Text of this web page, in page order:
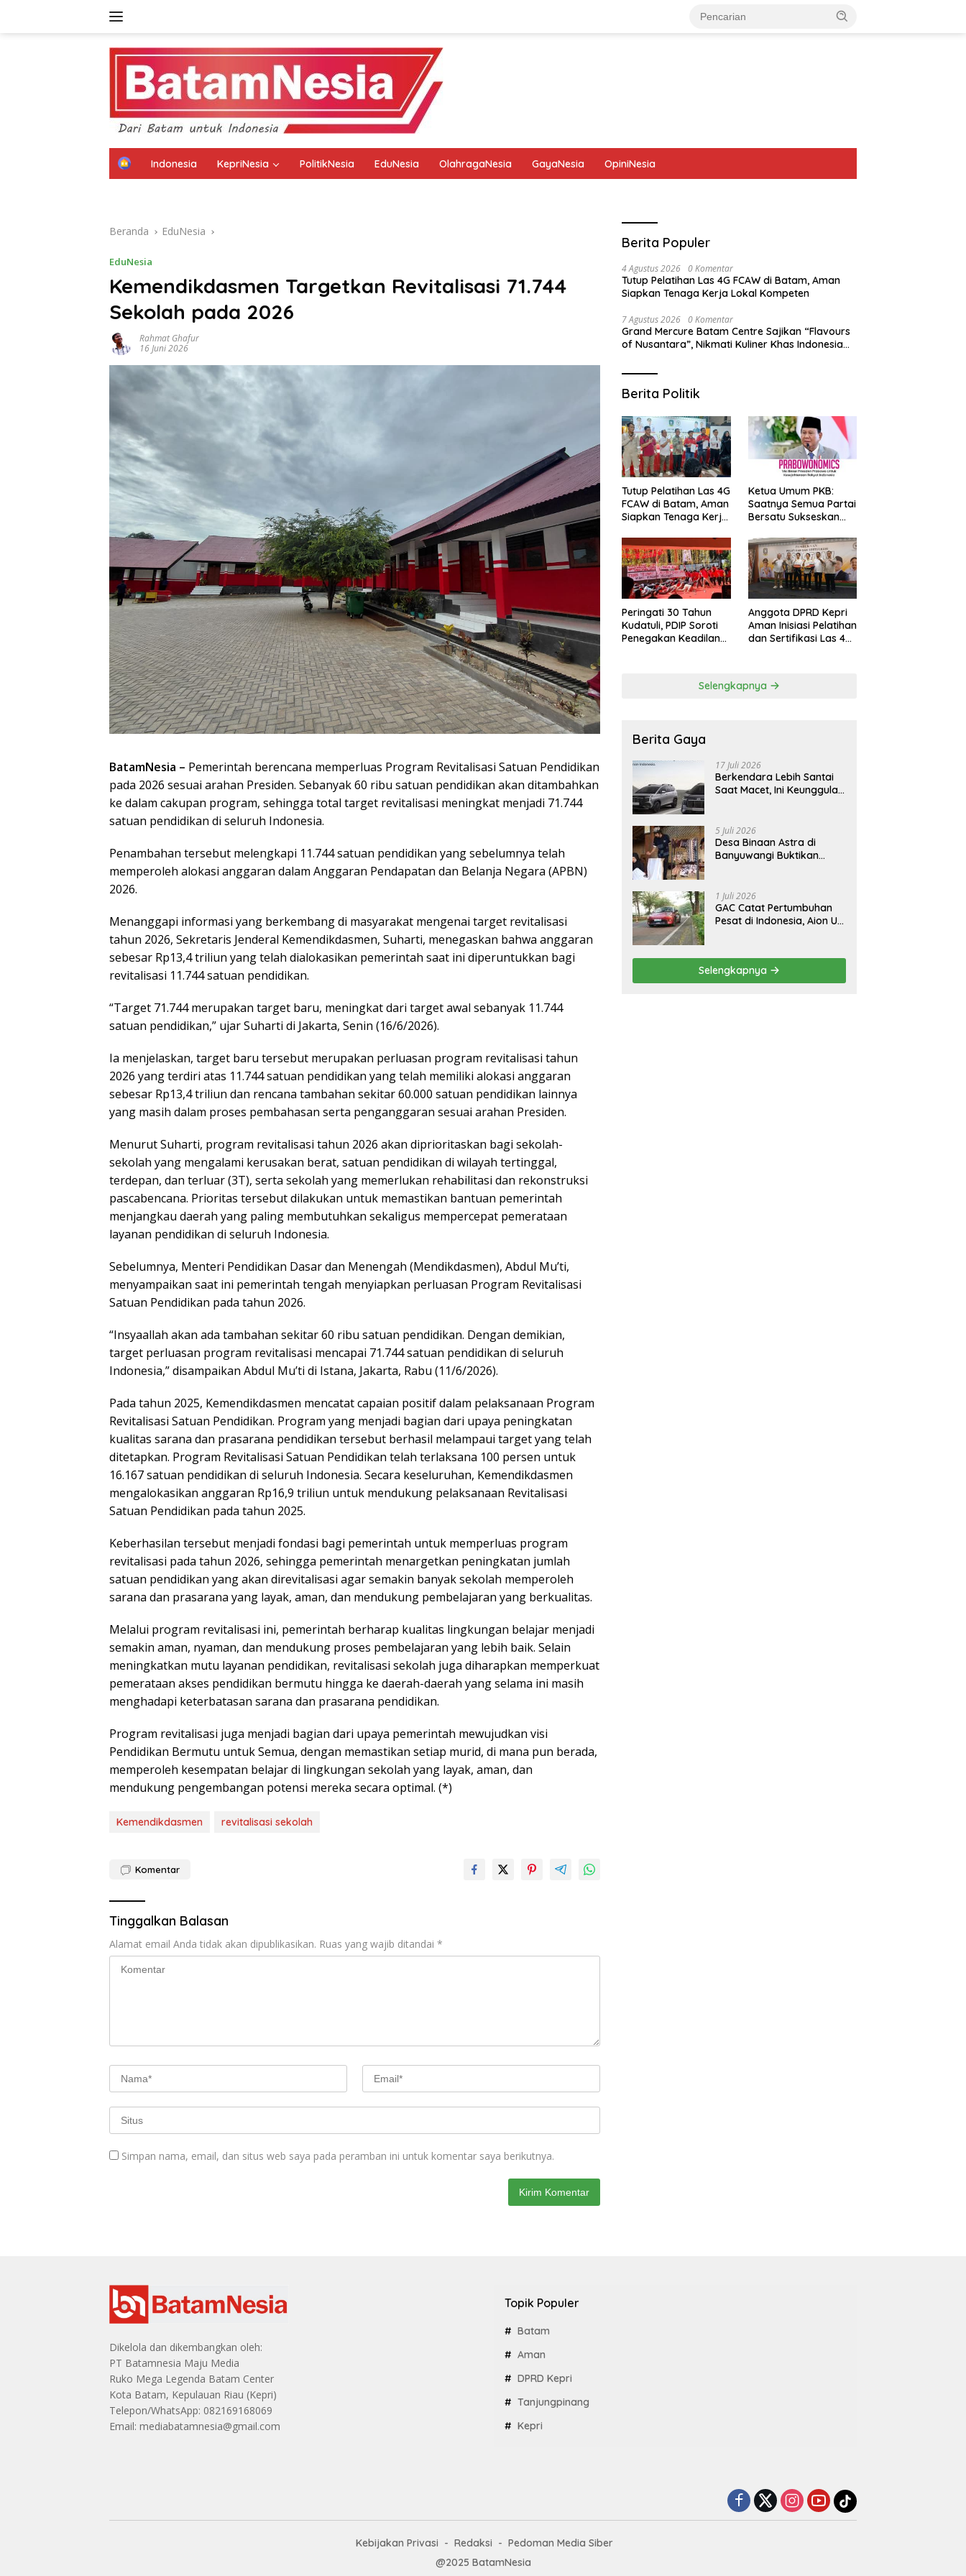
H
Indonesia KepriNesia PolitikNesia EduNesia OlahragaNesia GayaNesia OpiniNesia
Beranda EduNesia
EduNesia
Kemendikdasmen Targetkan Revitalisasi 71.744
Sekolah pada 2026
Rahmat Ghafur
16 Juni 2026
BatamNesia – Pemerintah berencana memperluas Program Revitalisasi Satuan Pendidikan
pada 2026 sesuai arahan Presiden. Sebanyak 60 ribu satuan pendidikan akan ditambahkan
ke dalam cakupan program, sehingga total target revitalisasi meningkat menjadi 71.744
satuan pendidikan di seluruh Indonesia.
Penambahan tersebut melengkapi 11.744 satuan pendidikan yang sebelumnya telah
memperoleh alokasi anggaran dalam Anggaran Pendapatan dan Belanja Negara (APBN)
2026.
Menanggapi informasi yang berkembang di masyarakat mengenai target revitalisasi
tahun 2026, Sekretaris Jenderal Kemendikdasmen, Suharti, menegaskan bahwa anggaran
sebesar Rp13,4 triliun yang telah dialokasikan pemerintah saat ini diperuntukkan bagi
revitalisasi 11.744 satuan pendidikan.
“Target 71.744 merupakan target baru, meningkat dari target awal sebanyak 11.744
satuan pendidikan,” ujar Suharti di Jakarta, Senin (16/6/2026).
Ia menjelaskan, target baru tersebut merupakan perluasan program revitalisasi tahun
2026 yang terdiri atas 11.744 satuan pendidikan yang telah memiliki alokasi anggaran
sebesar Rp13,4 triliun dan rencana tambahan sekitar 60.000 satuan pendidikan lainnya
yang masih dalam proses pembahasan serta penganggaran sesuai arahan Presiden.
Menurut Suharti, program revitalisasi tahun 2026 akan diprioritaskan bagi sekolah-
sekolah yang mengalami kerusakan berat, satuan pendidikan di wilayah tertinggal,
terdepan, dan terluar (3T), serta sekolah yang memerlukan rehabilitasi dan rekonstruksi
pascabencana. Prioritas tersebut dilakukan untuk memastikan bantuan pemerintah
menjangkau daerah yang paling membutuhkan sekaligus mempercepat pemerataan
layanan pendidikan di seluruh Indonesia.
Sebelumnya, Menteri Pendidikan Dasar dan Menengah (Mendikdasmen), Abdul Mu’ti,
menyampaikan saat ini pemerintah tengah menyiapkan perluasan Program Revitalisasi
Satuan Pendidikan pada tahun 2026.
“Insyaallah akan ada tambahan sekitar 60 ribu satuan pendidikan. Dengan demikian,
target perluasan program revitalisasi mencapai 71.744 satuan pendidikan di seluruh
Indonesia,” disampaikan Abdul Mu’ti di Istana, Jakarta, Rabu (11/6/2026).
Pada tahun 2025, Kemendikdasmen mencatat capaian positif dalam pelaksanaan Program
Revitalisasi Satuan Pendidikan. Program yang menjadi bagian dari upaya peningkatan
kualitas sarana dan prasarana pendidikan tersebut berhasil melampaui target yang telah
ditetapkan. Program Revitalisasi Satuan Pendidikan telah terlaksana 100 persen untuk
16.167 satuan pendidikan di seluruh Indonesia. Secara keseluruhan, Kemendikdasmen
mengalokasikan anggaran Rp16,9 triliun untuk mendukung pelaksanaan Revitalisasi
Satuan Pendidikan pada tahun 2025.
Keberhasilan tersebut menjadi fondasi bagi pemerintah untuk memperluas program
revitalisasi pada tahun 2026, sehingga pemerintah menargetkan peningkatan jumlah
satuan pendidikan yang akan direvitalisasi agar semakin banyak sekolah memperoleh
sarana dan prasarana yang layak, aman, dan mendukung pembelajaran yang berkualitas.
Melalui program revitalisasi ini, pemerintah berharap kualitas lingkungan belajar menjadi
semakin aman, nyaman, dan mendukung proses pembelajaran yang lebih baik. Selain
meningkatkan mutu layanan pendidikan, revitalisasi sekolah juga diharapkan memperkuat
pemerataan akses pendidikan bermutu hingga ke daerah-daerah yang selama ini masih
menghadapi keterbatasan sarana dan prasarana pendidikan.
Program revitalisasi juga menjadi bagian dari upaya pemerintah mewujudkan visi
Pendidikan Bermutu untuk Semua, dengan memastikan setiap murid, di mana pun berada,
memperoleh kesempatan belajar di lingkungan sekolah yang layak, aman, dan
mendukung pengembangan potensi mereka secara optimal. (*)
Kemendikdasmen revitalisasi sekolah
Komentar
Tinggalkan Balasan
Alamat email Anda tidak akan dipublikasikan. Ruas yang wajib ditandai *
Simpan nama, email, dan situs web saya pada peramban ini untuk komentar saya berikutnya.
Berita Populer
4 Agustus 2026 0 Komentar
Tutup Pelatihan Las 4G FCAW di Batam, Aman
Siapkan Tenaga Kerja Lokal Kompeten
7 Agustus 2026 0 Komentar
Grand Mercure Batam Centre Sajikan “Flavours
of Nusantara”, Nikmati Kuliner Khas Indonesia
Berita Politik
Tutup Pelatihan Las 4G
FCAW di Batam, Aman
Siapkan Tenaga Kerja
Ketua Umum PKB:
Saatnya Semua Partai
Bersatu Sukseskan
Lewat Revisi 108 UU
Peringati 30 Tahun
Kudatuli, PDIP Soroti
Penegakan Keadilan
Anggota DPRD Kepri
Aman Inisiasi Pelatihan
dan Sertifikasi Las 4G
Selengkapnya
Berita Gaya
17 Juli 2026
Berkendara Lebih Santai
Saat Macet, Ini Keunggulan
Cartenz
5 Juli 2026
Desa Binaan Astra di
Banyuwangi Buktikan
Warga
1 Juli 2026
GAC Catat Pertumbuhan
Pesat di Indonesia, Aion UT
Selengkapnya
Dikelola dan dikembangkan oleh:
PT Batamnesia Maju Media
Ruko Mega Legenda Batam Center
Kota Batam, Kepulauan Riau (Kepri)
Telepon/WhatsApp: 082169168069
Email: mediabatamnesia@gmail.com
Topik Populer
Batam
Aman
DPRD Kepri
Tanjungpinang
Kepri
Kebijakan Privasi Redaksi
Pedoman Media Siber
@2025 BatamNesia